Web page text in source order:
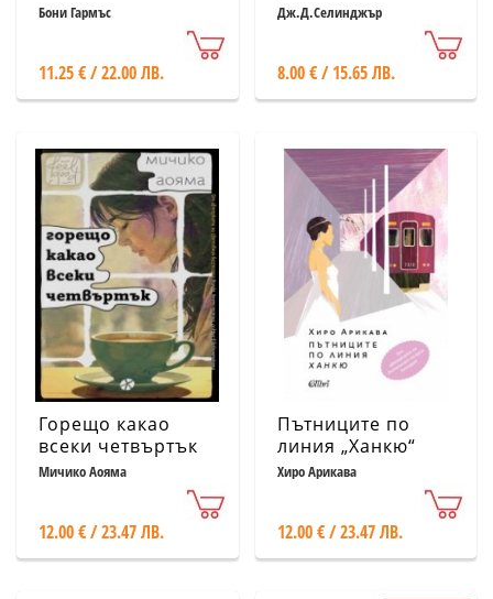
Бони Гармъс
11.25 € / 22.00 ЛВ.
Дж.Д.Селинджър
8.00 € / 15.65 ЛВ.
Горещо какао
всеки четвъртък
Мичико Аояма
12.00 € / 23.47 ЛВ.
Пътниците по
линия „Ханкю“
Хиро Арикава
12.00 € / 23.47 ЛВ.